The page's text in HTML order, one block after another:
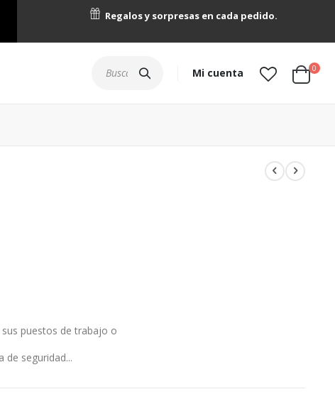
Regalos y sorpresas en cada pedido.
Mi cuenta Cart
0
puestos de trabajo o
de seguridad...